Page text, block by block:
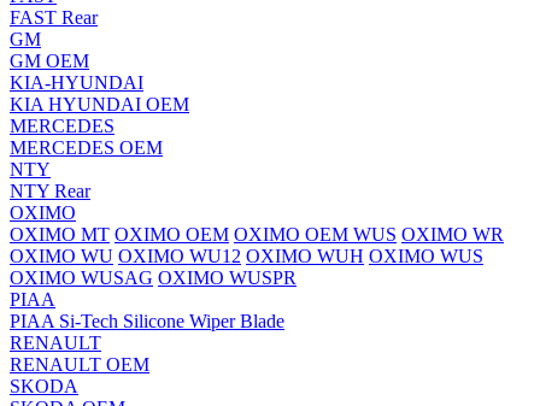
FAST Rear
GM
GM OEM
KIA-HYUNDAI
KIA HYUNDAI OEM
MERCEDES
MERCEDES OEM
NTY
NTY Rear
OXIMO
OXIMO MT OXIMO OEM OXIMO OEM WUS OXIMO WR
OXIMO WU OXIMO WU12 OXIMO WUH OXIMO WUS
OXIMO WUSAG OXIMO WUSPR
PIAA
PIAA Si-Tech Silicone Wiper Blade
RENAULT
RENAULT OEM
SKODA